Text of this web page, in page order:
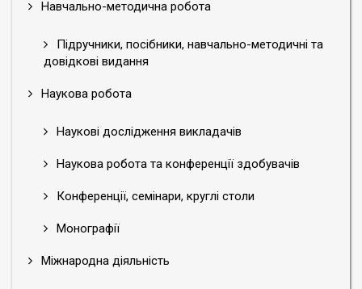
Навчально-методична робота
Підручники, посібники, навчально-методичні та
довідкові видання
Наукова робота
Наукові дослідження викладачів
Наукова робота та конференції здобувачів
Конференції, семінари, круглі столи
Монографії
Міжнародна діяльність